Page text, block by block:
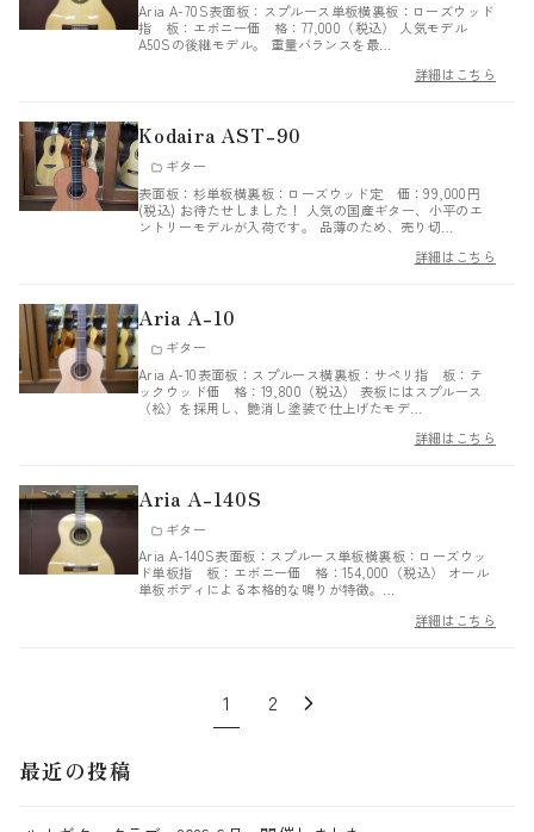
Aria A-70S表面板：スプルース単板横裏板：ローズウッド
指 板：エボニー価 格：77,000（税込） 人気モデル
A50Sの後継モデル。 重量バランスを最…
詳細はこちら
Kodaira AST-90
ギター
表面板：杉単板横裏板：ローズウッド定 価：99,000円
(税込) お待たせしました！ 人気の国産ギター、小平のエ
ントリーモデルが入荷です。 品薄のため、売り切…
詳細はこちら
Aria A-10
ギター
Aria A-10表面板：スプルース横裏板：サペリ指 板：テ
ックウッド価 格：19,800（税込） 表板にはスプルース
（松）を採用し、艶消し塗装で仕上げたモデ…
詳細はこちら
Aria A-140S
ギター
Aria A-140S表面板：スプルース単板横裏板：ローズウッ
ド単板指 板：エボニー価 格：154,000（税込） オール
単板ボディによる本格的な鳴りが特徴。…
詳細はこちら
1 2
最近の投稿